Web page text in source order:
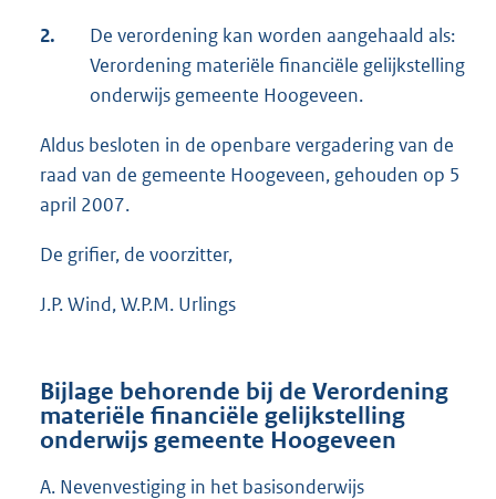
2.
De verordening kan worden aangehaald als:
Verordening materiële financiële gelijkstelling
onderwijs gemeente Hoogeveen.
Aldus besloten in de openbare vergadering van de
raad van de gemeente Hoogeveen, gehouden op 5
april 2007.
De grifier, de voorzitter,
J.P. Wind, W.P.M. Urlings
Bijlage behorende bij de Verordening
materiële financiële gelijkstelling
onderwijs gemeente Hoogeveen
A. Nevenvestiging in het basisonderwijs